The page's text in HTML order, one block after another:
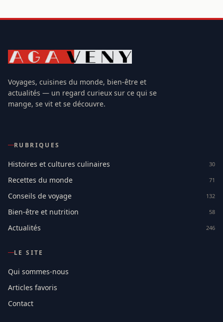
Voyages, cuisines du monde, bien-être et
actualités — un regard curieux sur ce qui se
mange, se vit et se découvre.
RUBRIQUES
Histoires et cultures culinaires 30
Recettes du monde 71
Conseils de voyage 132
Bien-être et nutrition 58
Actualités 246
LE SITE
Qui sommes-nous
Articles favoris
Contact